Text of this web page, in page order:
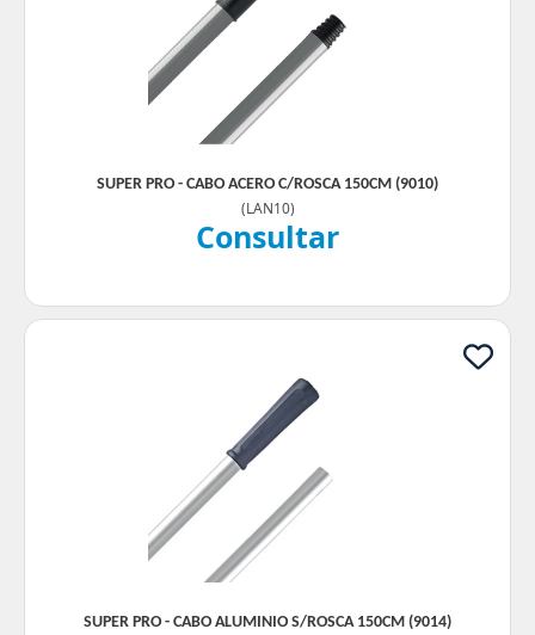
SUPER PRO - CABO ACERO C/ROSCA 150CM (9010)
(LAN10)
Consultar
SUPER PRO - CABO ALUMINIO S/ROSCA 150CM (9014)